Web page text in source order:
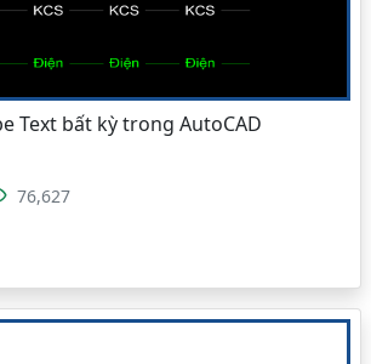
Text bất kỳ trong AutoCAD
76,627